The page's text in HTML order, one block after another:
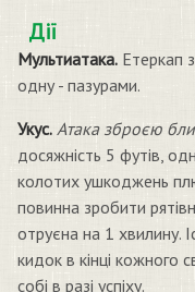
Дії
Мультиатака. Етеркап
одну - пазурами.
Укус. Атака зброєю
досяжність 5 футів,
колотих ушкоджень
повинна зробити
отруєна на 1 хвилину.
кидок в кінці кожного
собі в разі успіху.